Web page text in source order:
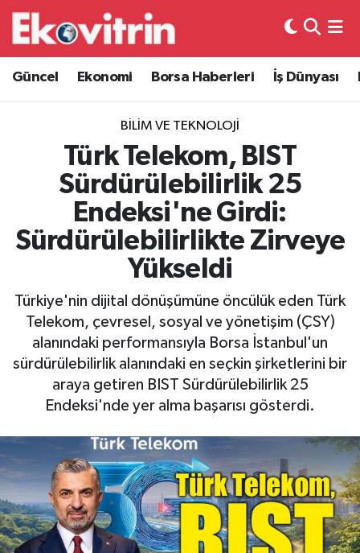
Güncel Ekonomi Borsa Haberleri İş Dünyası
BILIM VE TEKNOLOJI
Türk Telekom, BIST
Sürdürülebilirlik 25
Endeksi'ne Girdi:
Sürdürülebilirlikte Zirveye
Yükseldi
Türkiye'nin dijital dönüşümüne öncülük eden Türk
Telekom, çevresel, sosyal ve yönetişim (ÇSY)
alanındaki performansıyla Borsa İstanbul'un
sürdürülebilirlik alanındaki en seçkin şirketlerini bir
araya getiren BIST Sürdürülebilirlik 25
Endeksi'nde yer alma başarısı gösterdi.
Güncel
Ekonomi
Borsa Haberleri
İş Dünyası
Lojistik
Asayiş
Magazin
Gayrimenkul
Eğitim
Hava Durumu
Trafik Durumu
Süper Lig Puan Durumu ve Fikstür
Tüm Manşetler
Son Dakika Haberleri